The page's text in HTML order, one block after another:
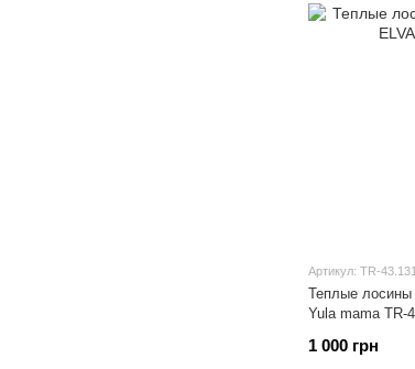
Артикул: TR-43.131
Теплые лосины
Yula mama TR-
1 000 грн